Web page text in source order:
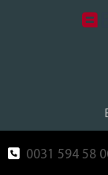
0031 594 58